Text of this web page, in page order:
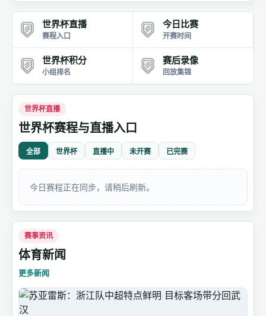
世界杯直播
赛程入口
今日比赛
开赛时间
世界杯积分
小组排名
赛后录像
回放集锦
世界杯直播
世界杯赛程与直播入口
全部 世界杯 直播中 未开赛 已完赛
今日赛程正在同步，请稍后刷新。
赛事资讯
体育新闻
更多新闻